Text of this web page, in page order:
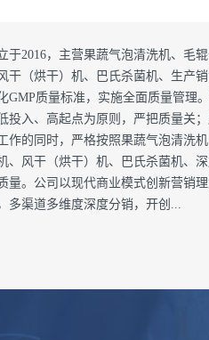
于2016，主营果蔬气泡清洗机、毛
干（烘干）机、巴氏杀菌机、生产
GMP质量标准，实施全面质量管理
投入、高起点为原则，严把质量关
作的同时，严格按照果蔬气泡清洗
、风干（烘干）机、巴氏杀菌机、深
量。公司以现代商业模式创新营销
多渠道多维度深度分销，开创...